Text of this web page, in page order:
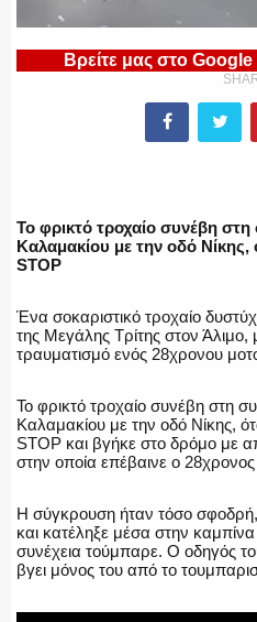
ΠΥΡΟΣΒΕΣΤΙΚΗ
ΕΚΑΒ
ΑΣΤΥΝΟΜΙΚΟ ΡΕΠΟΡΤΑΖ
Η ΦΩΝΗ ΣΟΥ
Βρείτε μας στο
Το φρικτό τροχαίο συνέβη
Καλαμακίου με την οδό
STOP
Ένα σοκαριστικό τροχαίο
της Μεγάλης Τρίτης στον
τραυματισμό ενός 28χρονου
Το φρικτό τροχαίο συνέβη στη
Καλαμακίου με την οδό Νίκης,
STOP και βγήκε στο δρόμο με
στην οποία επέβαινε ο
Η σύγκρουση ήταν τόσο
και κατέληξε μέσα στην
συνέχεια τούμπαρε. Ο οδηγός
βγει μόνος του από το